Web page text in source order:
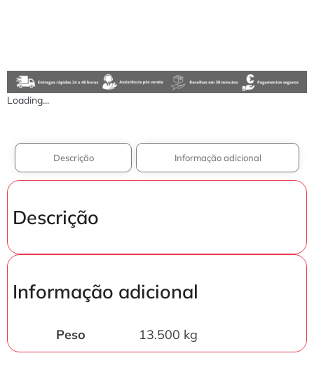
Loading...
Descrição Informação adicional
Descrição
Informação adicional
Peso 13.500 kg